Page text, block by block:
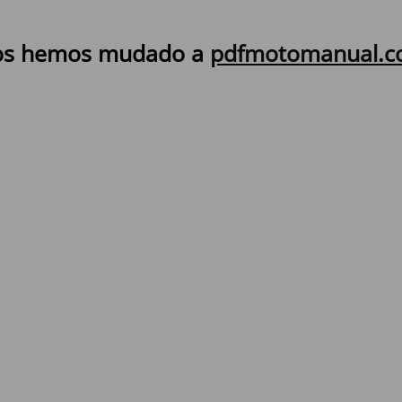
hemos mudado a